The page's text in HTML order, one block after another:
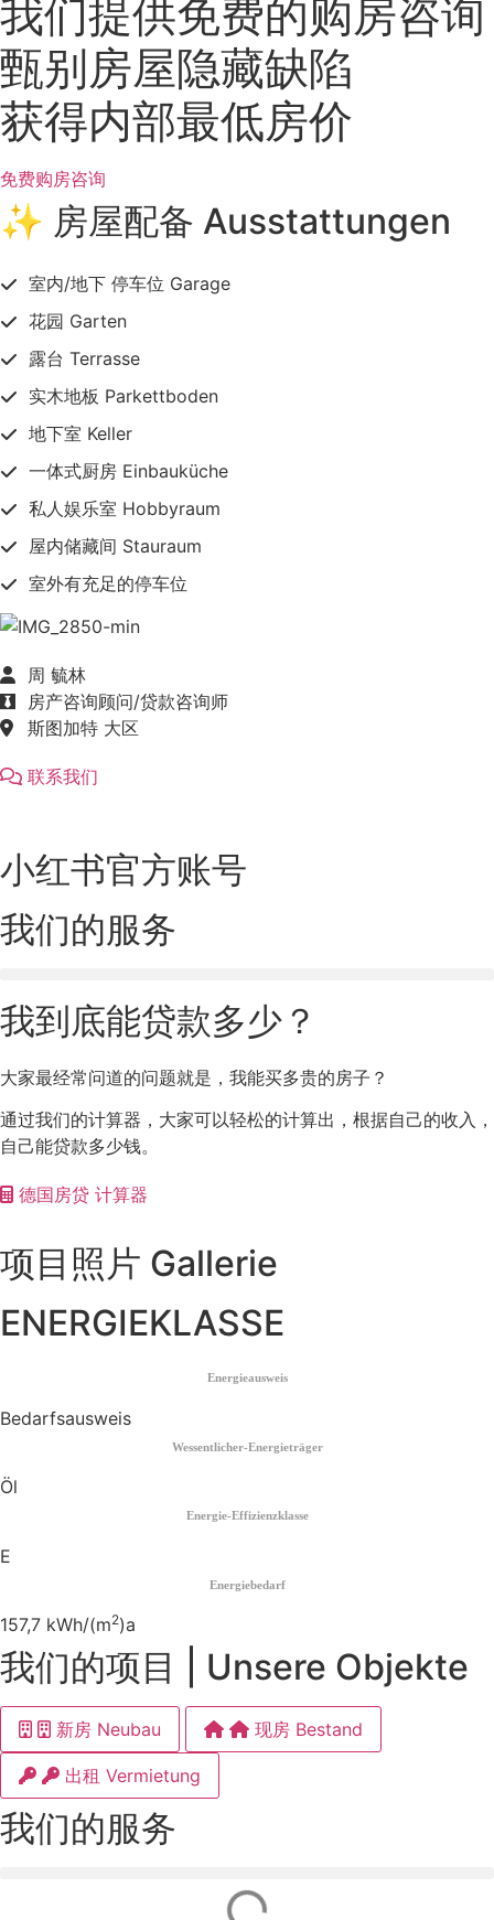
我们提供免费的购房咨询
甄别房屋隐藏缺陷
获得内部最低房价
免费购房咨询
✨ 房屋配备 Ausstattungen
室内/地下 停车位 Garage
花园 Garten
露台 Terrasse
实木地板 Parkettboden
地下室 Keller
一体式厨房 Einbauküche
私人娱乐室 Hobbyraum
屋内储藏间 Stauraum
室外有充足的停车位
周 毓林
房产咨询顾问/贷款咨询师
斯图加特 大区
联系我们
小红书官方账号
我们的服务
我到底能贷款多少？
大家最经常问道的问题就是，我能买多贵的房子？
通过我们的计算器，大家可以轻松的计算出，根据自己的收入，
自己能贷款多少钱。
德国房贷 计算器
项目照片 Gallerie
ENERGIEKLASSE
Energieausweis
Bedarfsausweis
Wessentlicher-Energieträger
Öl
Energie-Effizienzklasse
E
Energiebedarf
157,7 kWh/(m2)a
我们的项目 | Unsere Objekte
新房 Neubau 现房 Bestand
出租 Vermietung
我们的服务